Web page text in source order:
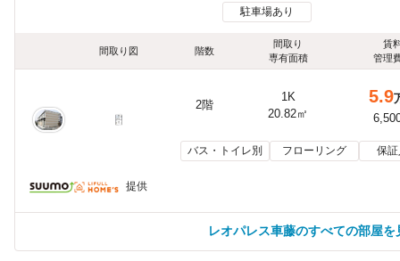
駐車場あり
間取り図 階数
間取り
専有面積
賃
管理
2階
1K
20.82㎡
5.9
バス・トイレ別 フローリング 保
提供
レオパレス車藤のすべての部屋を